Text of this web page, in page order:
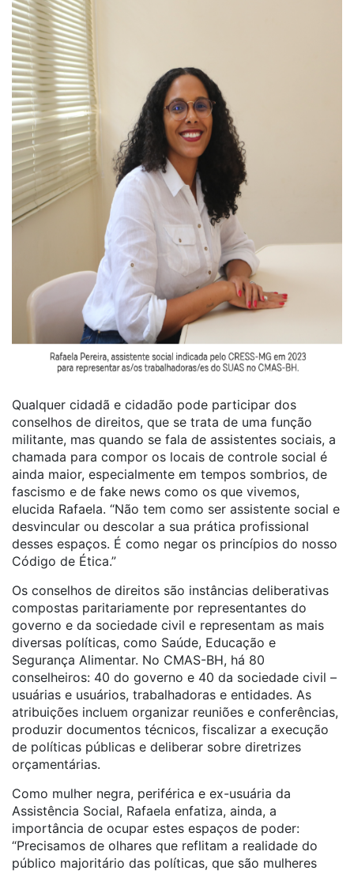
Qualquer cidadã e cidadão pode participar dos
conselhos de direitos, que se trata de uma função
militante, mas quando se fala de assistentes sociais, a
chamada para compor os locais de controle social é
ainda maior, especialmente em tempos sombrios, de
fascismo e de fake news como os que vivemos,
elucida Rafaela. “Não tem como ser assistente social e
desvincular ou descolar a sua prática profissional
desses espaços. É como negar os princípios do nosso
Código de Ética.”
Os conselhos de direitos são instâncias deliberativas
compostas paritariamente por representantes do
governo e da sociedade civil e representam as mais
diversas políticas, como Saúde, Educação e
Segurança Alimentar. No CMAS-BH, há 80
conselheiros: 40 do governo e 40 da sociedade civil –
usuárias e usuários, trabalhadoras e entidades. As
atribuições incluem organizar reuniões e conferências,
produzir documentos técnicos, fiscalizar a execução
de políticas públicas e deliberar sobre diretrizes
orçamentárias.
Como mulher negra, periférica e ex-usuária da
Assistência Social, Rafaela enfatiza, ainda, a
importância de ocupar estes espaços de poder:
“Precisamos de olhares que reflitam a realidade do
público majoritário das políticas, que são mulheres